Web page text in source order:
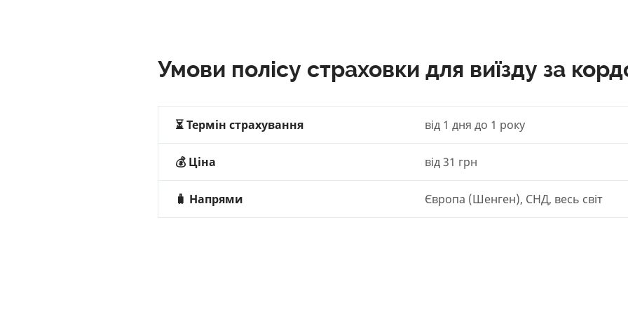
Умови полісу страховки для виїзду за
⏳ Термін страхування від 1 дня до 1 року
💰 Ціна від 31 грн
🧳 Напрями Європа (Шенген), СНД, весь світ